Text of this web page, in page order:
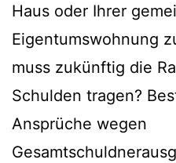
Haus oder Ihrer
Eigentumswohnung
muss zukünftig die
Schulden tragen?
Ansprüche wegen